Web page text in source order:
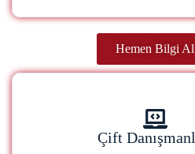
Hemen Bilgi Al
Çift